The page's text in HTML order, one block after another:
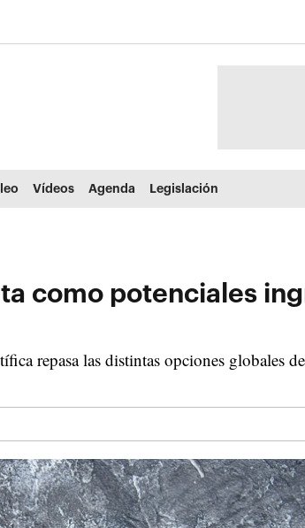
Vídeos Agenda Legislación
como potenciales
repasa las distintas opciones globales